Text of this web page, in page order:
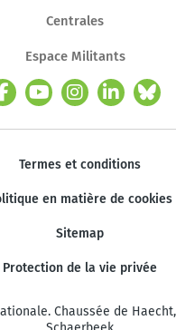
Centrales
Espace Militants
Termes et conditions
en matière de cookies
Sitemap
Protection de la vie privée
Chaussée de